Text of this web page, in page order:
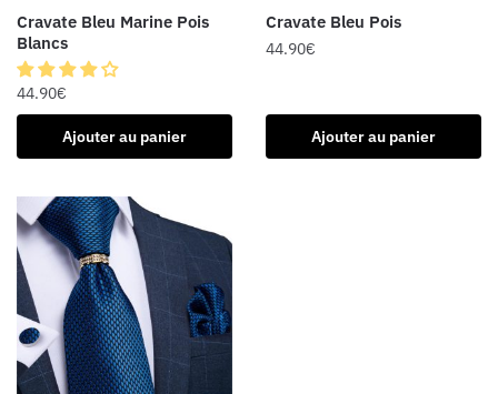
Cravate Bleu Marine Pois
Blancs
44.90€
Ajouter au panier
Cravate Bleu Pois
44.90€
Ajouter au panier